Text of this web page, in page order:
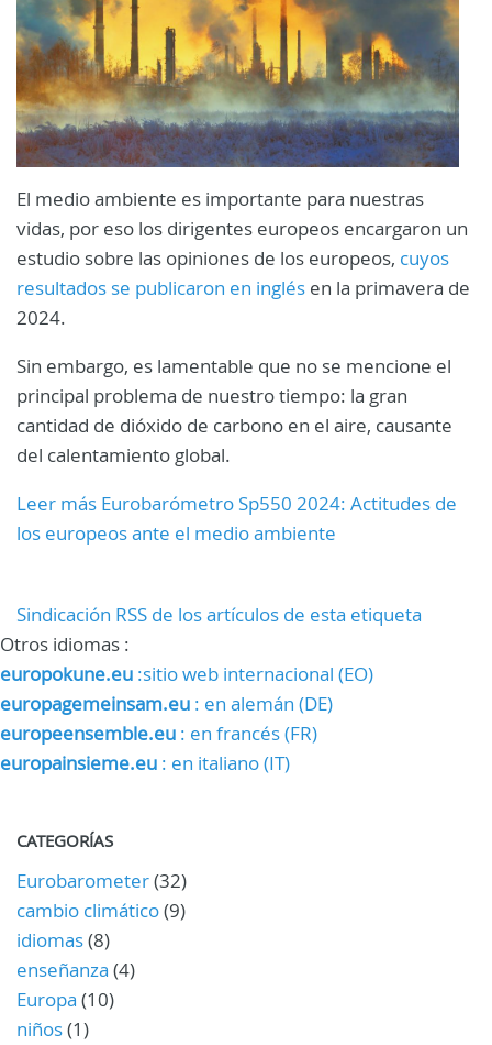
El medio ambiente es importante para nuestras
vidas, por eso los dirigentes europeos encargaron un
estudio sobre las opiniones de los europeos, cuyos
resultados se publicaron en inglés en la primavera de
2024.
Sin embargo, es lamentable que no se mencione el
principal problema de nuestro tiempo: la gran
cantidad de dióxido de carbono en el aire, causante
del calentamiento global.
Leer más Eurobarómetro Sp550 2024: Actitudes de
los europeos ante el medio ambiente
Sindicación RSS de los artículos de esta etiqueta
Otros idiomas :
europokune.eu :sitio web internacional (EO)
europagemeinsam.eu : en alemán (DE)
europeensemble.eu : en francés (FR)
europainsieme.eu : en italiano (IT)
CATEGORÍAS
Eurobarometer(32)
cambio climático(9)
idiomas(8)
enseñanza (4)
Europa (10)
niños(1)